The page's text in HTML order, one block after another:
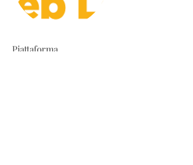
Piattaforma